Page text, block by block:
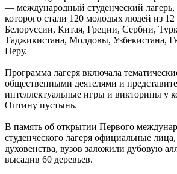
— международный студенческий лагерь,
которого стали 120 молодых людей из 12
Белоруссии, Китая, Греции, Сербии,
Таджикистана, Молдовы, Узбекистана,
Перу.
Программа лагеря включала
общественными деятелями и
интеллектуальные игры и викторины у
Оптину пустынь.
В память об открытии Первого
студенческого лагеря официальные
духовенства, вузов заложили дубовую
высадив 60 деревьев.